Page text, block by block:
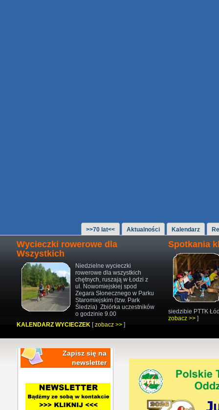
>>70 lat<< Aktualności Kalendarz
Wycieczki rowerowe dla
Wszystkich
Niedzielne wycieczki
rowerowe dla wszystkich
chętnych,ruszają w Łodzi z
ul. Nowomiejskiej spod
Zegara Słonecznego w Parku
Staromiejskim (tzw. Park
Śledzia) Zbiórka uczestników
o godzinie 9.00
KALENDARZ WYCIECZEK [zobacz >>]
Spotkania
siedzibie PTTK
zobacz >> ]
Zapisz się na
newsletter